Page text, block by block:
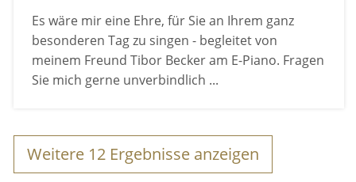
Es wäre mir eine Ehre, für Sie an Ihrem ganz
besonderen Tag zu singen - begleitet von
meinem Freund Tibor Becker am E-Piano. Fragen
Sie mich gerne unverbindlich ...
Weitere 12 Ergebnisse anzeigen